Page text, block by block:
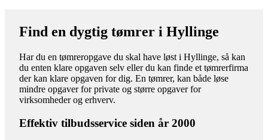
Find en dygtig tømrer i Hyllinge
Har du en tømreropgave du skal have løst i Hyllinge, så kan
du enten klare opgaven selv eller du kan finde et tømrerfirma
der kan klare opgaven for dig. En tømrer, kan både løse
mindre opgaver for private og større opgaver for
virksomheder og erhverv.
Effektiv tilbudsservice siden år 2000